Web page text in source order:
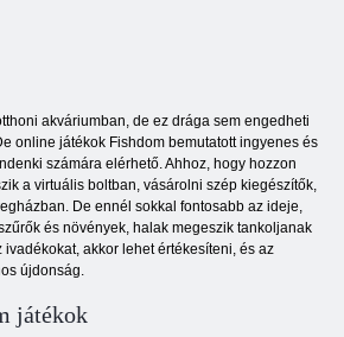
akváriumban, de ez drága sem engedheti
online játékok Fishdom bemutatott ingyenes és
számára elérhető. Ahhoz, hogy hozzon
a virtuális boltban, vásárolni szép kiegészítők,
De ennél sokkal fontosabb az ideje,
és növények, halak megeszik tankoljanak
akkor lehet értékesíteni, és az
újdonság.
játékok